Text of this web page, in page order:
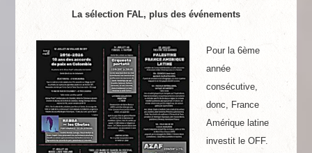
La sélection FAL, plus des événements
Pour la 6ème
année
consécutive,
donc, France
Amérique latine
investit le OFF.